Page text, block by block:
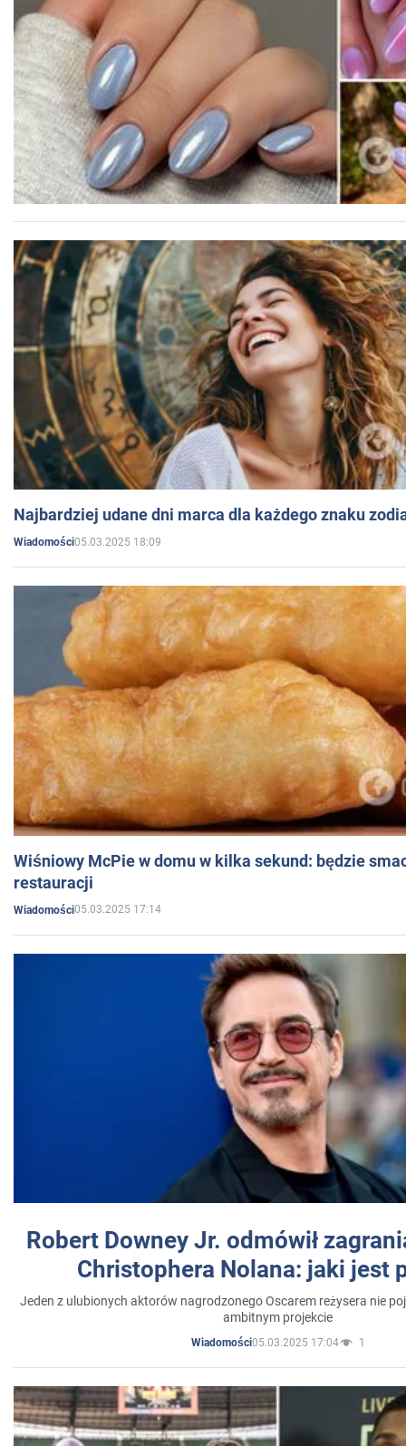
Najbardziej udane dni marca dla każdego znaku
Wiadomości05.03.2025 18:09
Wiśniowy McPie w domu w kilka sekund: będzie
restauracji
Wiadomości05.03.2025 17:14
Robert Downey Jr. odmówił
Christophera Nolana: jaki jest
Jeden z ulubionych aktorów nagrodzonego Oscarem reżysera nie
ambitnym projekcie
Wiadomości05.03.2025 17:04 1